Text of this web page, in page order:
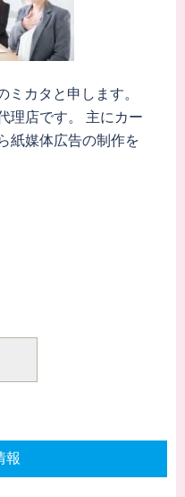
ミカタと申します。
理店です。 主にカー
紙媒体広告の制作を
報